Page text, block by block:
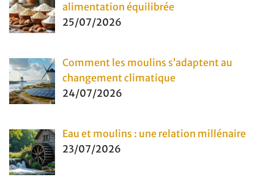
alimentation équilibrée
25/07/2026
Comment les moulins s’adaptent au
changement climatique
24/07/2026
Eau et moulins : une relation millénaire
23/07/2026